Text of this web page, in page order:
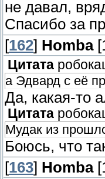
не давал,
Спасибо за
[162] Homba
Цитата
а Эдвард с её
Да, какая-то
Цитата
Мудак из
Боюсь, что
[163] Homba